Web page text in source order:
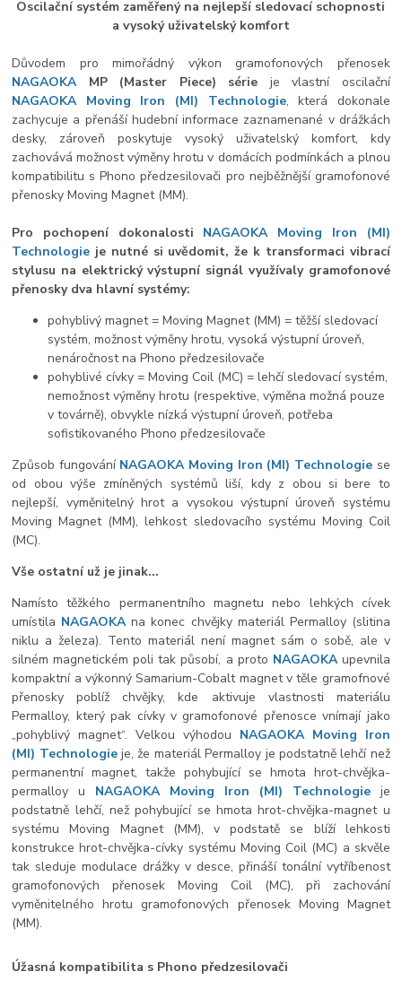
Oscilační systém zaměřený na nejlepší sledovací schopnosti
a vysoký uživatelský komfort
Důvodem pro mimořádný výkon gramofonových přenosek
NAGAOKA
MP (Master Piece) série je vlastní oscilační
NAGAOKA Moving Iron (MI) Technologie, která dokonale
zachycuje a přenáší hudební informace zaznamenané v drážkách
desky, zároveň poskytuje vysoký uživatelský komfort, kdy
zachovává možnost výměny hrotu v domácích podmínkách a plnou
kompatibilitu s Phono předzesilovači pro nejběžnější gramofonové
přenosky Moving Magnet (MM).
Pro pochopení dokonalosti NAGAOKA
Moving Iron (MI)
Technologie je nutné si uvědomit, že k transformaci vibrací
stylusu na elektrický výstupní signál využívaly gramofonové
přenosky dva hlavní systémy:
pohyblivý magnet = Moving Magnet (MM) = těžší sledovací
systém, možnost výměny hrotu, vysoká výstupní úroveň,
nenáročnost na Phono předzesilovače
pohyblivé cívky = Moving Coil (MC) = lehčí sledovací systém,
nemožnost výměny hrotu (respektive, výměna možná pouze
v továrně), obvykle nízká výstupní úroveň, potřeba
sofistikovaného Phono předzesilovače
Způsob fungování NAGAOKA Moving Iron (MI) Technologie se
od obou výše zmíněných systémů liší, kdy z obou si bere to
nejlepší, vyměnitelný hrot a vysokou výstupní úroveň systému
Moving Magnet (MM), lehkost sledovacího systému Moving Coil
(MC).
Vše ostatní už je jinak...
Namísto těžkého permanentního magnetu nebo lehkých cívek
umístila NAGAOKAna konec chvějky materiál Permalloy (slitina
niklu a železa). Tento materiál není magnet sám o sobě, ale v
silném magnetickém poli tak působí, a proto NAGAOKAupevnila
kompaktní a výkonný Samarium-Cobalt magnet v těle gramofnové
přenosky poblíž chvějky, kde aktivuje vlastnosti materiálu
Permalloy, který pak cívky v gramofonové přenosce vnímají jako
„pohyblivý magnet“. Velkou výhodou NAGAOKA Moving Iron
(MI) Technologieje, že materiál Permalloy je podstatně lehčí než
permanentní magnet, takže pohybující se hmota hrot-chvějka-
permalloy u NAGAOKA Moving Iron (MI) Technologieje
podstatně lehčí, než pohybující se hmota hrot-chvějka-magnet u
systému Moving Magnet (MM), v podstatě se blíží lehkosti
konstrukce hrot-chvějka-cívky systému Moving Coil (MC) a skvěle
tak sleduje modulace drážky v desce, přináší tonální vytříbenost
gramofonových přenosek Moving Coil (MC), při zachování
vyměnitelného hrotu gramofonových přenosek Moving Magnet
(MM).
Úžasná kompatibilita s Phono předzesilovači